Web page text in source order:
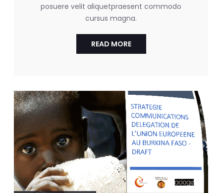
posuere velit aliquetpraesent commodo
cursus magna.
READ MORE